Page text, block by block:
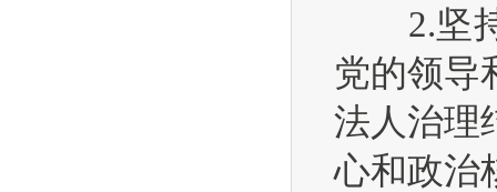
2.坚持
党的领导
法人治理
心和政治